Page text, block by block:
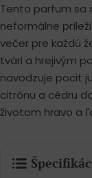
Tento parfum sa
neformálne
večer pre každú
tvári a hrejivým
navodzuje pocit
citrónu a cédru
životom hravo a